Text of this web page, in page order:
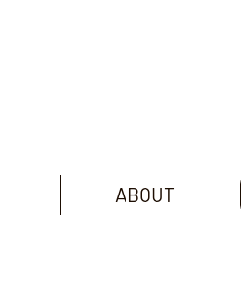
ABOUT